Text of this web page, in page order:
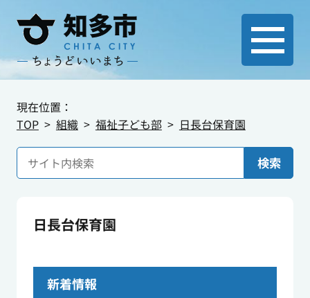
現在位置：
TOP
組織 福祉子ども部 日長台保育園
検索
日長台保育園
新着情報